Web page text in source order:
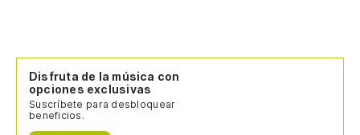
Disfruta de la música con
opciones exclusivas
Suscríbete para desbloquear
beneficios.